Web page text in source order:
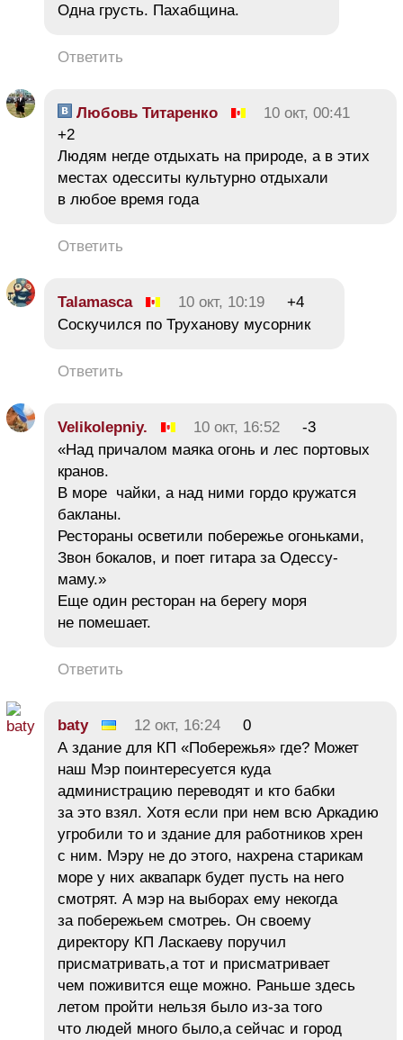
Одна грусть. Пахабщина.
Ответить
Любовь Титаренко
10 окт, 00:41
+2
Людям негде отдыхать на природе, а в этих
местах одесситы культурно отдыхали
в любое время года
Ответить
Talamasca 10 окт, 10:19
+4
Соскучился по Труханову мусорник
Ответить
Velikolepniy. 10 окт, 16:52
-3
«Над причалом маяка огонь и лес портовых
кранов.
В море чайки, а над ними гордо кружатся
бакланы.
Рестораны осветили побережье огоньками,
Звон бокалов, и поет гитара за Одессу-
маму.»
Еще один ресторан на берегу моря
не помешает.
Ответить
baty 12 окт, 16:24
0
А здание для КП «Побережья» где? Может
наш Мэр поинтересуется куда
администрацию переводят и кто бабки
за это взял. Хотя если при нем всю Аркадию
угробили то и здание для работников хрен
с ним. Мэру не до этого, нахрена старикам
море у них аквапарк будет пусть на него
смотрят. А мэр на выборах ему некогда
за побережьем смотреь. Он своему
директору КП Ласкаеву поручил
присматривать,а тот и присматривает
чем поживится еще можно. Раньше здесь
летом пройти нельзя было из-за того
что людей много было,а сейчас и город